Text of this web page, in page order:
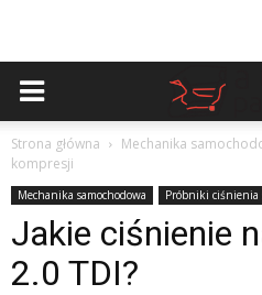
Strona główna Mechanika
kompresji
Mechanika samochodowa Próbniki ciśnienia
Jakie ciśnienie
2.0 TDI?